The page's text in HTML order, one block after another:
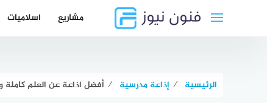
مشاريع اسلاميات
الرئيسية ⁄ إذاعة مدرسية ⁄ أفضل اذاعة عن العلم كاملة